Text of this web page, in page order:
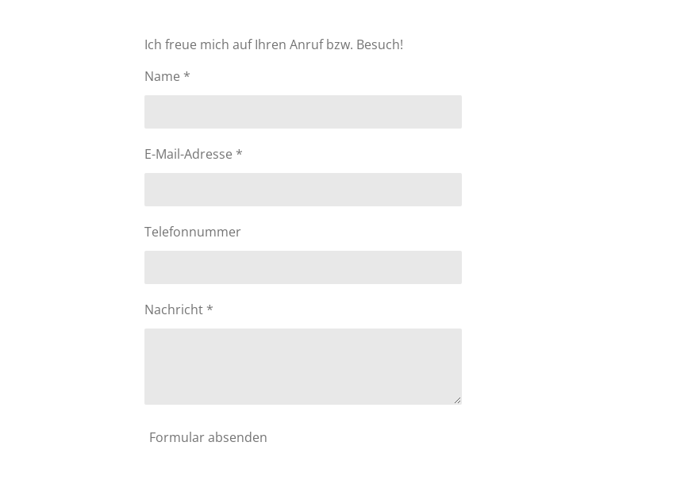
Ich freue mich auf Ihren Anruf bzw. Besuch!
Name *
E-Mail-Adresse *
Telefonnummer
Nachricht *
Formular absenden